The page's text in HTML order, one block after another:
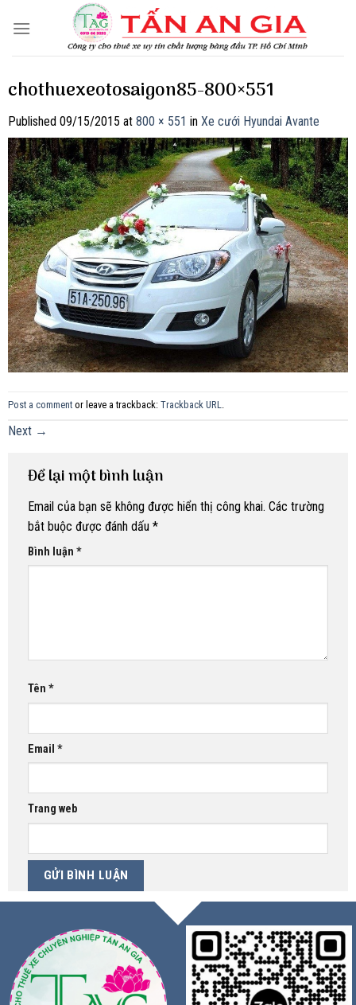
chothuexeotosaigon85-800×551
Published 09/15/2015 at 800 × 551 in Xe cưới Hyundai Avante
Post a comment or leave a trackback: Trackback URL.
Next →
Để lại một bình luận
Email của bạn sẽ không được hiển thị công khai. Các trường
bắt buộc được đánh dấu *
Bình luận *
Tên *
Email *
Trang web